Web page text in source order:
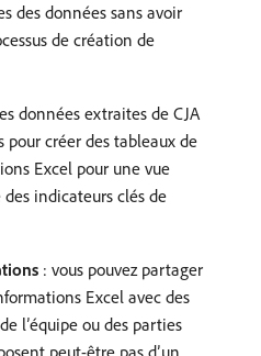
des données sans avoir
de création de
données extraites de CJA
pour créer des tableaux de
Excel pour une vue
indicateurs clés de
: vous pouvez partager
Excel avec des
l’équipe ou des parties
peut-être pas d’un